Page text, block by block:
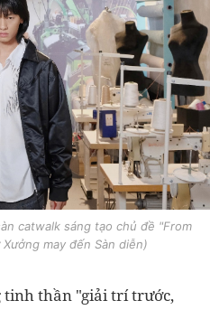
catwalk sáng tạo chủ đề "From
may đến Sàn diễn)
tinh thần "giải trí trước,